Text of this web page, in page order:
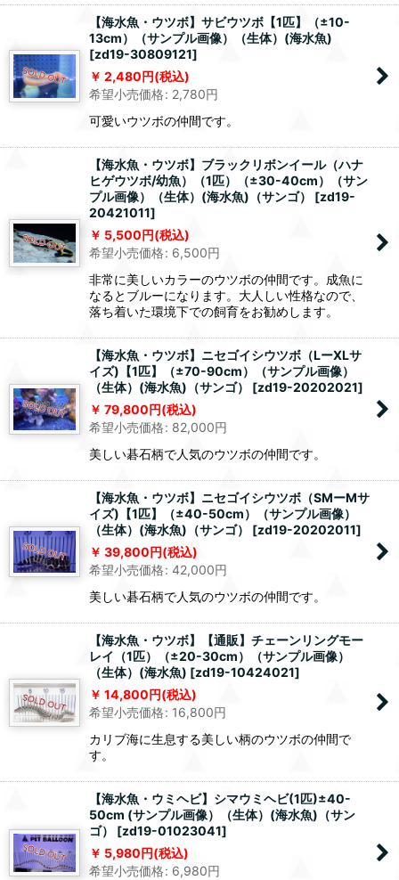
【海水魚・ウツボ】サビウツボ【1匹】（±10-
13cm）（サンプル画像）（生体）(海水魚)
[zd19-30809121]
2,480円(税込)
希望小売価格: 2,780円
可愛いウツボの仲間です。
【海水魚・ウツボ】ブラックリボンイール（ハナ
ヒゲウツボ/幼魚）（1匹）（±30-40cm）（サン
プル画像）（生体）(海水魚)（サンゴ）
[zd19-
20421011]
5,500円(税込)
希望小売価格: 6,500円
非常に美しいカラーのウツボの仲間です。成魚に
なるとブルーになります。大人しい性格なので、
落ち着いた環境下での飼育をお勧めします。
【海水魚・ウツボ】ニセゴイシウツボ（LーXLサ
イズ)【1匹】（±70-90cm）（サンプル画像）
（生体）(海水魚)（サンゴ）
[zd19-20202021]
79,800円(税込)
希望小売価格: 82,000円
美しい碁石柄で人気のウツボの仲間です。
【海水魚・ウツボ】ニセゴイシウツボ（SMーMサ
イズ)【1匹】（±40-50cm）（サンプル画像）
（生体）(海水魚)（サンゴ）
[zd19-20202011]
39,800円(税込)
希望小売価格: 42,000円
美しい碁石柄で人気のウツボの仲間です。
【海水魚・ウツボ】【通販】チェーンリングモー
レイ（1匹）（±20-30cm）（サンプル画像）
（生体）(海水魚) [zd19-10424021]
14,800円(税込)
希望小売価格: 16,800円
カリブ海に生息する美しい柄のウツボの仲間で
す。
【海水魚・ウミヘビ】シマウミヘビ(1匹)±40-
50cm (サンプル画像）（生体）(海水魚)（サン
ゴ）
[zd19-01023041]
5,980円(税込)
希望小売価格: 6,980円